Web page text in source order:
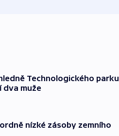
Technologického parku
dva muže
nízké zásoby zemního